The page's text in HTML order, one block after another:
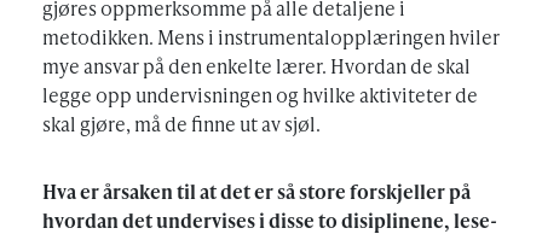
gjøres oppmerksomme på alle detaljene i
metodikken. Mens i instrumentalopplæringen hviler
mye ansvar på den enkelte lærer. Hvordan de skal
legge opp undervisningen og hvilke aktiviteter de
skal gjøre, må de finne ut av sjøl.
Hva er årsaken til at det er så store forskjeller på
hvordan det undervises i disse to disiplinene, lese-